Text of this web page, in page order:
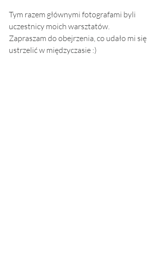
Tym razem głównymi fotografami byli
uczestnicy moich warsztatów.
Zapraszam do obejrzenia, co udało mi się
ustrzelić w międzyczasie :)